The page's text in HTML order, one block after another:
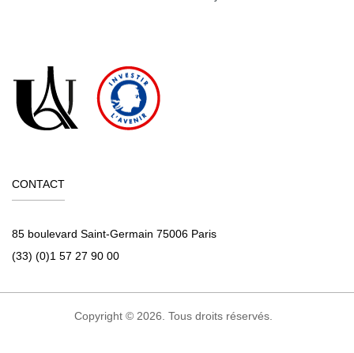
CONTACT
85 boulevard Saint-Germain 75006 Paris
(33) (0)1 57 27 90 00
Copyright © 2026. Tous droits réservés.